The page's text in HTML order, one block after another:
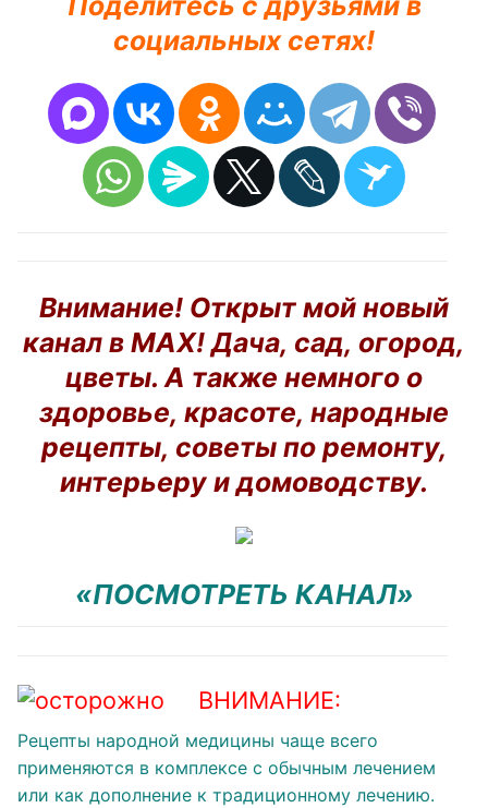
социальных сетях!
Внимание! Открыт мой новый
канал в MAX! Дача, сад, огород,
цветы. А также немного о
здоровье, красоте, народные
рецепты, советы по ремонту,
интерьеру и домоводству.
«ПОСМОТРЕТЬ КАНАЛ»
ВНИМАНИЕ:
Рецепты народной медицины чаще всего
применяются в комплексе с обычным лечением
или как дополнение к традиционному лечению.